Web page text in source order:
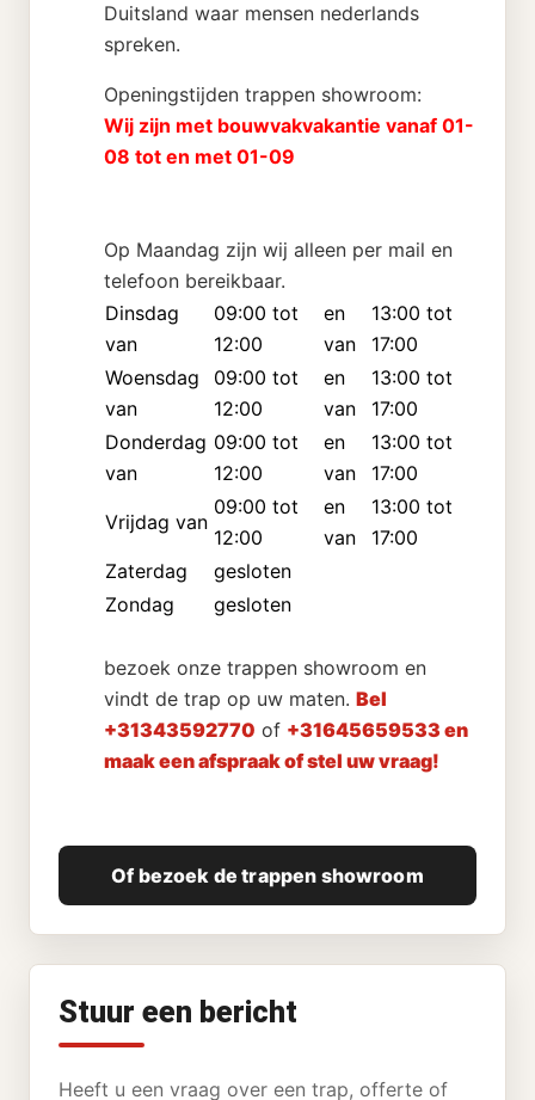
Duitsland waar mensen nederlands
spreken.
Openingstijden trappen showroom:
Wij zijn met bouwvakvakantie vanaf 01-
08 tot en met 01-09
Op Maandag zijn wij alleen per mail en
telefoon bereikbaar.
Dinsdag
van
09:00 tot
12:00
en
van
13:00 tot
17:00
Woensdag
van
09:00 tot
12:00
en
van
13:00 tot
17:00
Donderdag
van
09:00 tot
12:00
en
van
13:00 tot
17:00
Vrijdag van
09:00 tot
12:00
en
van
13:00 tot
17:00
Zaterdag
gesloten
Zondag
gesloten
bezoek onze trappen showroom en
vindt de trap op uw maten. Bel
+31343592770 of +31645659533 en
maak een afspraak of stel uw vraag!
Of bezoek de trappen showroom
Stuur een bericht
Heeft u een vraag over een trap, offerte of